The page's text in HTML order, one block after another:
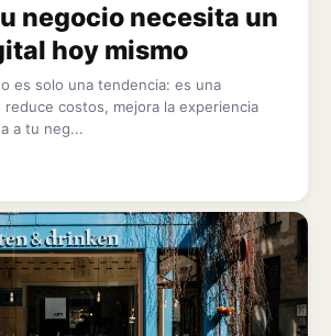
negocio necesita un
hoy mismo
es solo una tendencia: es una
reduce costos, mejora la experiencia
a tu neg...